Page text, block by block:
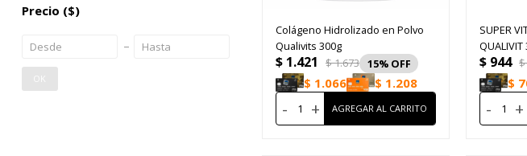
Colágeno Hidrolizado en Polvo
Qualivits 300g
$ 1.421 $1.673 15
$ 1.066 $ 1.208
- +
SUPER
QUALIVIT
$ 944 $
$
- +
Precio ($)
OK